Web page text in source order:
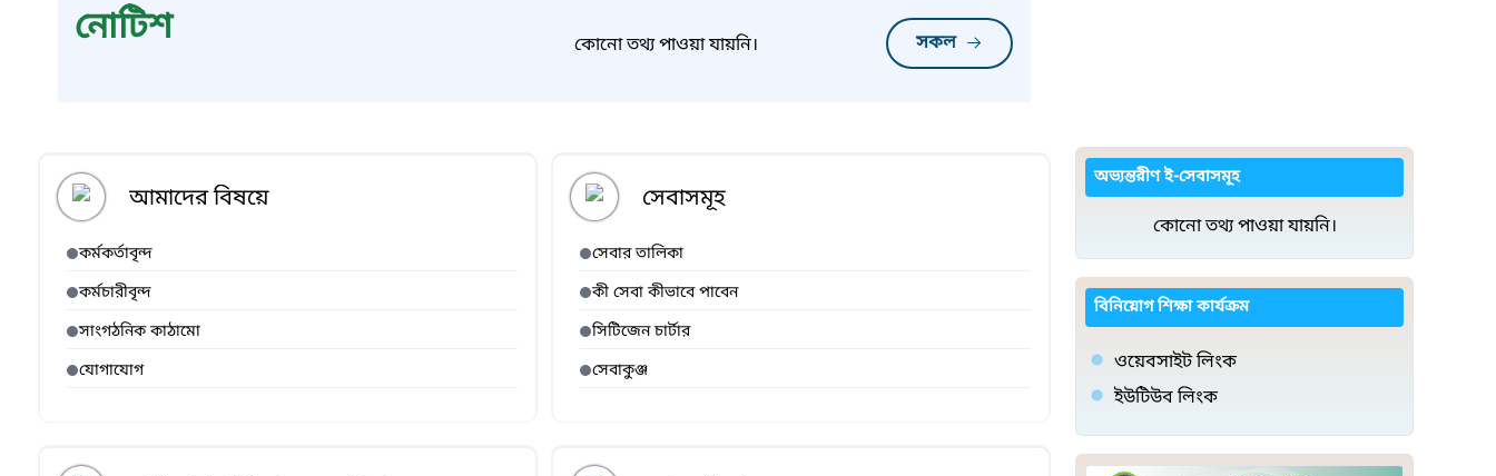
নোটিশ সকল
কোনো তথ্য পাওয়া যায়নি।
আমাদের বিষয়ে
কর্মকর্তাবৃন্দ
কর্মচারীবৃন্দ
সাংগঠনিক কাঠামো
যোগাযোগ
সেবাসমূহ
সেবার তালিকা
কী সেবা কীভাবে পাবেন
সিটিজেন চার্টার
সেবাকুঞ্জ
অভ্যন্তরীণ ই-সেবাসমূহ
কোনো তথ্য পাওয়া যায়নি।
বিনিয়োগ শিক্ষা কার্যক্রম
ওয়েবসাইট লিংক
ইউটিউব লিংক